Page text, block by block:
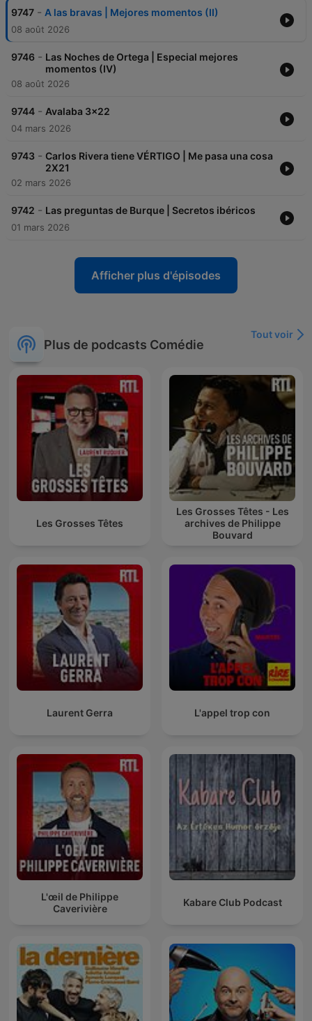
9747 - A las bravas | Mejores momentos (II)
08 août 2026
9746 - Las Noches de Ortega | Especial mejores
momentos (IV)
08 août 2026
9744 - Avalaba 3x22
04 mars 2026
9743 - Carlos Rivera tiene VÉRTIGO | Me pasa una cosa
2X21
02 mars 2026
9742 - Las preguntas de Burque | Secretos ibéricos
01 mars 2026
Afficher plus d'épisodes
Plus de podcasts Comédie
Tout voir
Les Grosses Têtes
Les Grosses Têtes - Les
archives de Philippe
Bouvard
Laurent Gerra L'appel trop con
L'œil de Philippe
Caverivière
Kabare Club Podcast